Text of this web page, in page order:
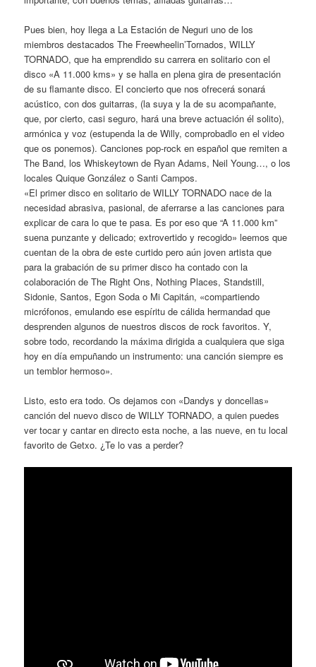
Pues bien, hoy llega a La Estación de Neguri uno de los
miembros destacados The Freewheelin’Tornados, WILLY
TORNADO, que ha emprendido su carrera en solitario con el
disco «A 11.000 kms» y se halla en plena gira de presentación
de su flamante disco. El concierto que nos ofrecerá sonará
acústico, con dos guitarras, (la suya y la de su acompañante,
que, por cierto, casi seguro, hará una breve actuación él solito),
armónica y voz (estupenda la de Willy, comprobadlo en el video
que os ponemos). Canciones pop-rock en español que remiten a
The Band, los Whiskeytown de Ryan Adams, Neil Young…, o los
locales Quique González o Santi Campos.
«El primer disco en solitario de WILLY TORNADO nace de la
necesidad abrasiva, pasional, de aferrarse a las canciones para
explicar de cara lo que te pasa. Es por eso que “A 11.000 km”
suena punzante y delicado; extrovertido y recogido» leemos que
cuentan de la obra de este curtido pero aún joven artista que
para la grabación de su primer disco ha contado con la
colaboración de The Right Ons, Nothing Places, Standstill,
Sidonie, Santos, Egon Soda o Mi Capitán, «compartiendo
micrófonos, emulando ese espíritu de cálida hermandad que
desprenden algunos de nuestros discos de rock favoritos. Y,
sobre todo, recordando la máxima dirigida a cualquiera que siga
hoy en día empuñando un instrumento: una canción siempre es
un temblor hermoso».
Listo, esto era todo. Os dejamos con «Dandys y doncellas»
canción del nuevo disco de WILLY TORNADO, a quien puedes
ver tocar y cantar en directo esta noche, a las nueve, en tu local
favorito de Getxo. ¿Te lo vas a perder?